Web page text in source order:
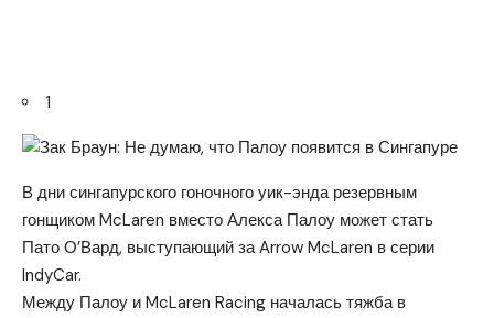
1
В дни сингапурского гоночного уик-энда резервным
гонщиком McLaren вместо Алекса Палоу может стать
Пато О’Вард, выступающий за Arrow McLaren в серии
IndyCar.
Между Палоу и McLaren Racing началась тяжба в